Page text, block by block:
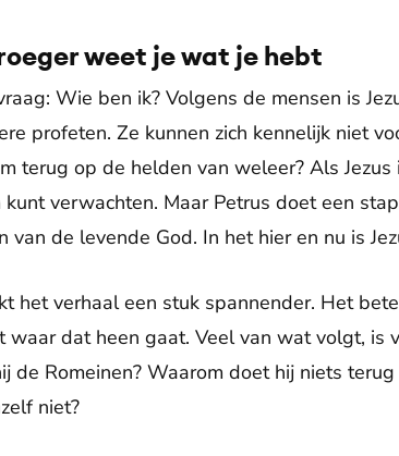
weet je wat je hebt
Wie ben ik? Volgens de mensen is
profeten. Ze kunnen zich kennelijk niet
terug op de helden van weleer? Als
verwachten. Maar Petrus doet een
van de levende God. In het hier en nu is
het verhaal een stuk spannender. Het
waar dat heen gaat. Veel van wat volgt, is
de Romeinen? Waarom doet hij niets
niet?